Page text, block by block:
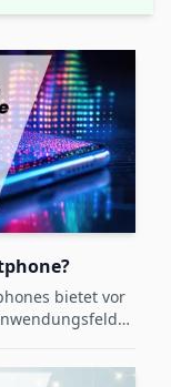
bietet vor
eine breite